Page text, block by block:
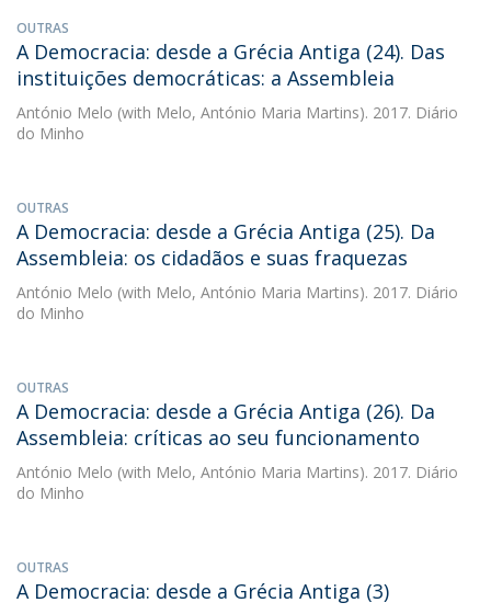
OUTRAS
A Democracia: desde a Grécia Antiga (24). Das
instituições democráticas: a Assembleia
António Melo (with Melo, António Maria Martins). 2017. Diário
do Minho
OUTRAS
A Democracia: desde a Grécia Antiga (25). Da
Assembleia: os cidadãos e suas fraquezas
António Melo (with Melo, António Maria Martins). 2017. Diário
do Minho
OUTRAS
A Democracia: desde a Grécia Antiga (26). Da
Assembleia: críticas ao seu funcionamento
António Melo (with Melo, António Maria Martins). 2017. Diário
do Minho
OUTRAS
A Democracia: desde a Grécia Antiga (3)